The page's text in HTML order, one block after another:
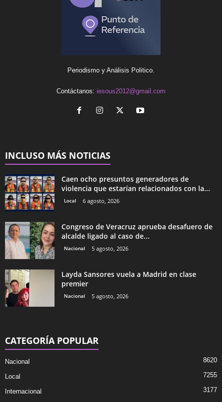
Periodismo y Análisis Politico.
Contáctanos: iesous2012@gmail.com
INCLUSO MÁS NOTICIAS
Caen ocho presuntos generadores de
violencia que estarían relacionados con la...
Local 6 agosto, 2026
Congreso de Veracruz aprueba desafuero de
alcalde ligado al caso de...
Nacional 5 agosto, 2026
Layda Sansores vuela a Madrid en clase
premier
Nacional 5 agosto, 2026
CATEGORÍA POPULAR
Nacional 8620
Local 7255
Internacional
3177